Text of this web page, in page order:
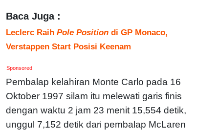
Baca Juga :
Leclerc Raih Pole Position di GP Monaco,
Verstappen Start Posisi Keenam
Sponsored
Pembalap kelahiran Monte Carlo pada 16
Oktober 1997 silam itu melewati garis finis
dengan waktu 2 jam 23 menit 15,554 detik,
unggul 7,152 detik dari pembalap McLaren